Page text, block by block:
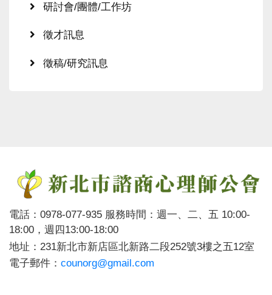
研討會/團體/工作坊
徵才訊息
徵稿/研究訊息
電話：0978-077-935 服務時間：週一、二、五 10:00-
18:00，週四13:00-18:00
地址：231新北市新店區北新路二段252號3樓之五12室
電子郵件： counorg@gmail.com